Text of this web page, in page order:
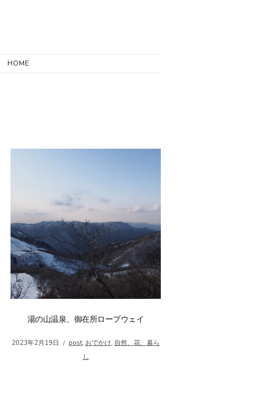
HOME
湯の山温泉、御在所ロープウェイ
2023年2月19日 post, おでかけ, 自然、花、暮ら
し